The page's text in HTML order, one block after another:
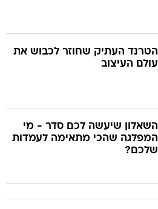
הטרנד העתיק שחוזר לכבוש את
עולם העיצוב
השאלון שיעשה לכם סדר - מי
המפלגה שהכי מתאימה לעמדות
שלכם?